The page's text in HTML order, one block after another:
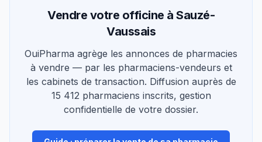
Vendre votre officine à Sauzé-
Vaussais
OuiPharma agrège les annonces de pharmacies
à vendre — par les pharmaciens-vendeurs et
les cabinets de transaction. Diffusion auprès de
15 412 pharmaciens inscrits, gestion
confidentielle de votre dossier.